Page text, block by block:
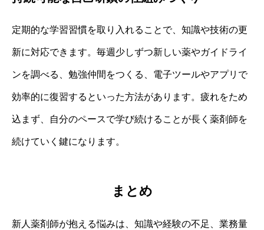
定期的な学習習慣を取り入れることで、知識や技術の更
新に対応できます。毎週少しずつ新しい薬やガイドライ
ンを調べる、勉強仲間をつくる、電子ツールやアプリで
効率的に復習するといった方法があります。疲れをため
込まず、自分のペースで学び続けることが長く薬剤師を
続けていく鍵になります。
まとめ
新人薬剤師が抱える悩みは、知識や経験の不足、業務量